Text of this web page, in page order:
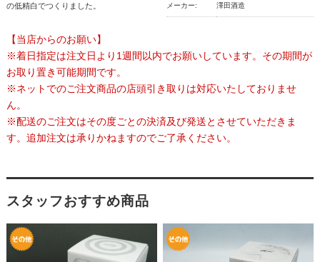
の低精白でつくりました。
メーカー: 澤田酒造
【当店からのお願い】
※着日指定は注文日より1週間以内でお願いしています。その期間が
お取り置き可能期間です。
※ネットでのご注文商品の店頭引き取りは対応いたしておりませ
ん。
※配送のご注文はその度ごとの決済及び発送とさせていただきま
す。追加注文は承りかねますのでご了承ください。
スタッフおすすめ商品